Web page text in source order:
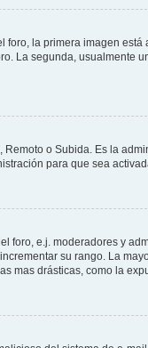
la primera imagen está
La segunda, usualmente
o Subida. Es la
para que sea
foro, e.j. moderadores y
su rango. La
mas drásticas, como la